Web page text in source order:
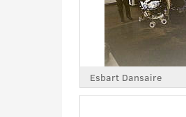
Esbart Dansaire